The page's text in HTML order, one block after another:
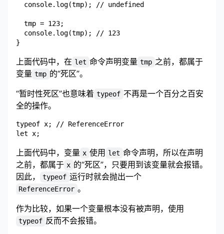
  console.log(tmp); // undefined
  tmp = 123;
  console.log(tmp); // 123
上面代码中，在 let 命令声明变量 tmp 之前，都属于
变量 tmp 的“死区”。
“暂时性死区”也意味着 typeof 不再是一个百分之百安
全的操作。
typeof x; // ReferenceError
上面代码中，变量 x 使用 let 命令声明，所以在声明
之前，都属于 x 的“死区”，只要用到该变量就会报错。
因此，
typeof 运行时就会抛出一个
ReferenceError 。
作为比较，如果一个变量根本没有被声明，使用
typeof 反而不会报错。